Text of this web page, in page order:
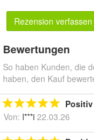
Rezension verfassen
Bewertungen
So haben Kunden, die
haben, den Kauf
Positiv
Von: l***i 22.03.26